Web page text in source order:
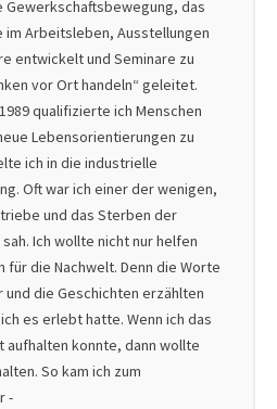
Gewerkschaftsbewegung, das
im Arbeitsleben, Ausstellungen
entwickelt und Seminare zu
vor Ort handeln“ geleitet.
qualifizierte ich Menschen
Lebensorientierungen zu
ich in die industrielle
Oft war ich einer der wenigen,
und das Sterben der
Ich wollte nicht nur helfen
die Nachwelt. Denn die Worte
die Geschichten erzählten
es erlebt hatte. Wenn ich das
aufhalten konnte, dann wollte
So kam ich zum
-